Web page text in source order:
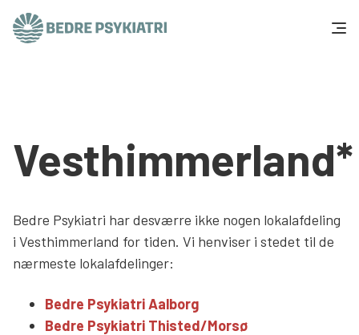
Om os
Vær med
Presse og politik
Støt os
Vesthimmerland*
Bedre Psykiatri har desværre ikke nogen lokalafdeling
i Vesthimmerland for tiden. Vi henviser i stedet til de
nærmeste lokalafdelinger:
Bedre Psykiatri Aalborg
Bedre Psykiatri Thisted/Morsø